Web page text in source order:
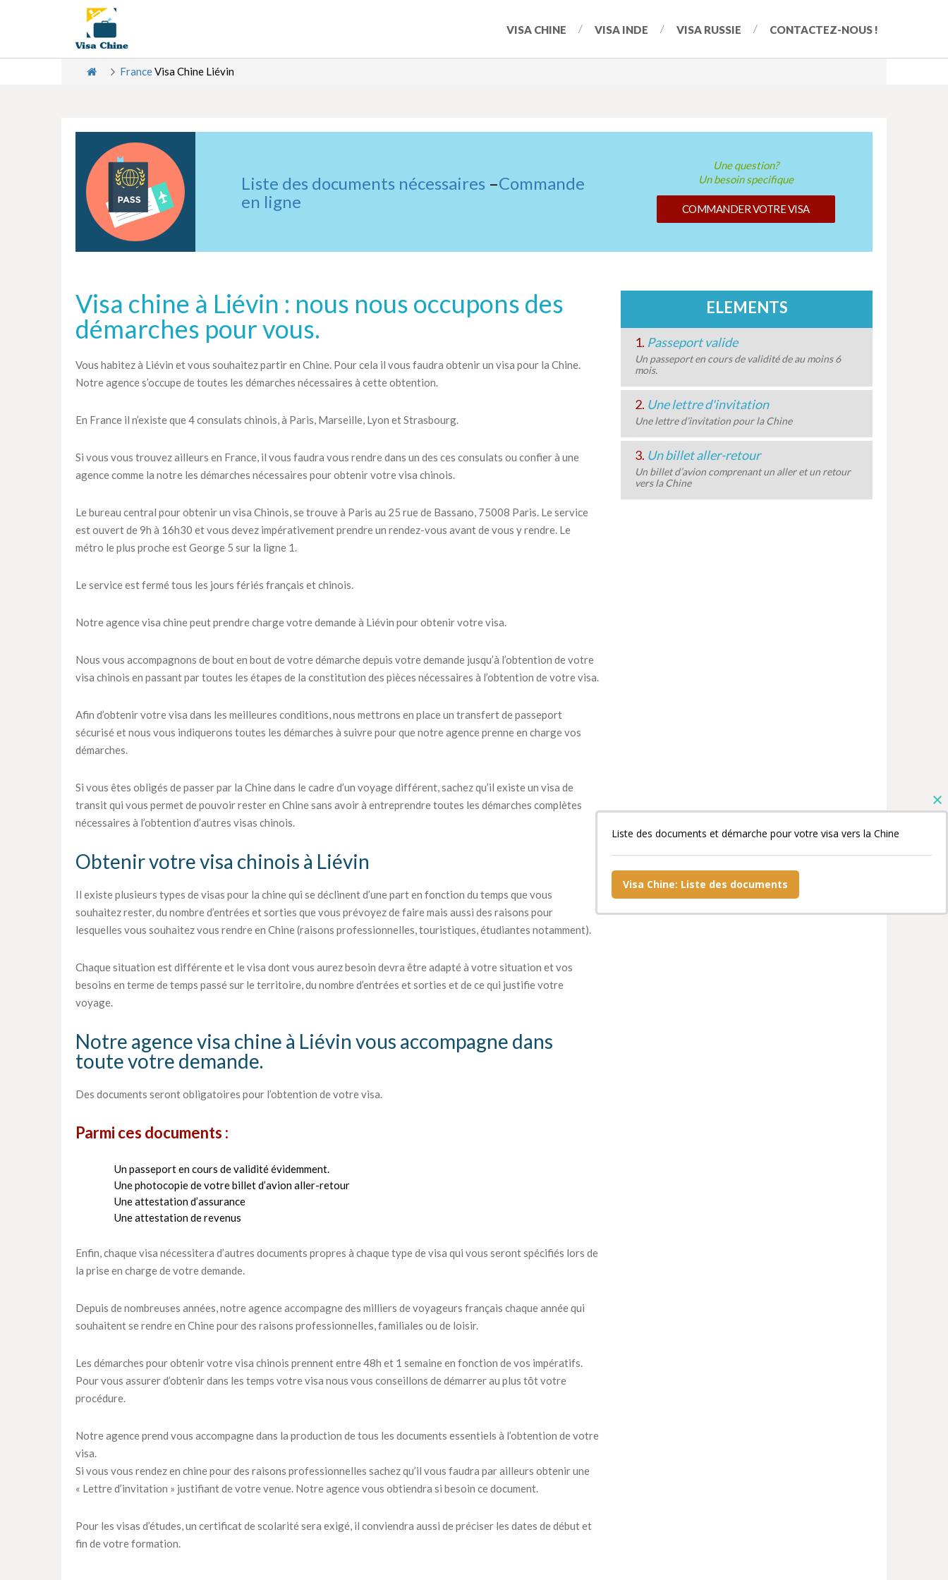
VISA CHINE VISA INDE VISA RUSSIE CONTACTEZ-NOUS !
FranceVisa Chine Liévin
Liste des documents nécessaires –Commande
en ligne
Une question?
Un besoin specifique
COMMANDER VOTRE VISA
Visa chine à Liévin : nous nous occupons des
démarches pour vous.
Vous habitez à Liévin et vous souhaitez partir en Chine. Pour cela il vous faudra obtenir un visa pour la Chine.
Notre agence s’occupe de toutes les démarches nécessaires à cette obtention.
En France il n’existe que 4 consulats chinois, à Paris, Marseille, Lyon et Strasbourg.
Si vous vous trouvez ailleurs en France, il vous faudra vous rendre dans un des ces consulats ou confier à une
agence comme la notre les démarches nécessaires pour obtenir votre visa chinois.
Le bureau central pour obtenir un visa Chinois, se trouve à Paris au 25 rue de Bassano, 75008 Paris. Le service
est ouvert de 9h à 16h30 et vous devez impérativement prendre un rendez-vous avant de vous y rendre. Le
métro le plus proche est George 5 sur la ligne 1.
Le service est fermé tous les jours fériés français et chinois.
Notre agence visa chine peut prendre charge votre demande à Liévin pour obtenir votre visa.
Nous vous accompagnons de bout en bout de votre démarche depuis votre demande jusqu’à l’obtention de votre
visa chinois en passant par toutes les étapes de la constitution des pièces nécessaires à l’obtention de votre visa.
Afin d’obtenir votre visa dans les meilleures conditions, nous mettrons en place un transfert de passeport
sécurisé et nous vous indiquerons toutes les démarches à suivre pour que notre agence prenne en charge vos
démarches.
Si vous êtes obligés de passer par la Chine dans le cadre d’un voyage différent, sachez qu’il existe un visa de
transit qui vous permet de pouvoir rester en Chine sans avoir à entreprendre toutes les démarches complètes
nécessaires à l’obtention d’autres visas chinois.
Obtenir votre visa chinois à Liévin
Il existe plusieurs types de visas pour la chine qui se déclinent d’une part en fonction du temps que vous
souhaitez rester, du nombre d’entrées et sorties que vous prévoyez de faire mais aussi des raisons pour
lesquelles vous souhaitez vous rendre en Chine (raisons professionnelles, touristiques, étudiantes notamment).
Chaque situation est différente et le visa dont vous aurez besoin devra être adapté à votre situation et vos
besoins en terme de temps passé sur le territoire, du nombre d’entrées et sorties et de ce qui justifie votre
voyage.
Notre agence visa chine à Liévin vous accompagne dans
toute votre demande.
Des documents seront obligatoires pour l’obtention de votre visa.
Parmi ces documents :
Un passeport en cours de validité évidemment.
Une photocopie de votre billet d’avion aller-retour
Une attestation d’assurance
Une attestation de revenus
Enfin, chaque visa nécessitera d’autres documents propres à chaque type de visa qui vous seront spécifiés lors de
la prise en charge de votre demande.
Depuis de nombreuses années, notre agence accompagne des milliers de voyageurs français chaque année qui
souhaitent se rendre en Chine pour des raisons professionnelles, familiales ou de loisir.
Les démarches pour obtenir votre visa chinois prennent entre 48h et 1 semaine en fonction de vos impératifs.
Pour vous assurer d’obtenir dans les temps votre visa nous vous conseillons de démarrer au plus tôt votre
procédure.
Notre agence prend vous accompagne dans la production de tous les documents essentiels à l’obtention de votre
visa.
Si vous vous rendez en chine pour des raisons professionnelles sachez qu’il vous faudra par ailleurs obtenir une
« Lettre d’invitation » justifiant de votre venue. Notre agence vous obtiendra si besoin ce document.
Pour les visas d’études, un certificat de scolarité sera exigé, il conviendra aussi de préciser les dates de début et
fin de votre formation.
ELEMENTS
1. Passeport valide
Un passeport en cours de validité de au moins 6
mois.
2. Une lettre d'invitation
Une lettre d’invitation pour la Chine
3. Un billet aller-retour
Un billet d’avion comprenant un aller et un retour
vers la Chine
Liste des documents et démarche pour votre visa vers la Chine
Visa Chine: Liste des documents